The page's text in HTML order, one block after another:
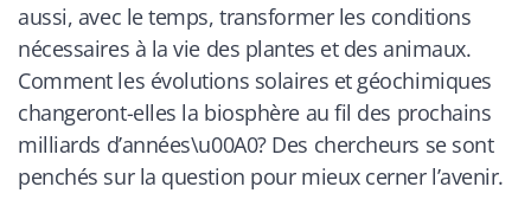
aussi, avec le temps, transformer les conditions
nécessaires à la vie des plantes et des animaux.
Comment les évolutions solaires et géochimiques
changeront-elles la biosphère au fil des prochains
milliards d’années\u00A0? Des chercheurs se sont
penchés sur la question pour mieux cerner l’avenir.